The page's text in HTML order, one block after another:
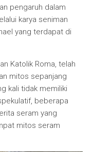
pengaruh dalam
karya seniman
yang terdapat di
Katolik Roma, telah
mitos sepanjang
kali tidak memiliki
beberapa
seram yang
mitos seram